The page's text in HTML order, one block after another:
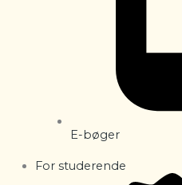
E-bøger
For studerende